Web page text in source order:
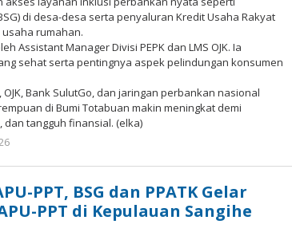
di desa-desa serta penyaluran Kredit Usaha Rakyat
usaha rumahan.
Assistant Manager Divisi PEPK dan LMS OJK. Ia
sehat serta pentingnya aspek pelindungan konsumen
Bank SulutGo, dan jaringan perbankan nasional
di Bumi Totabuan makin meningkat demi
tangguh finansial. (elka)
PPT, BSG dan PPATK Gelar
PPT di Kepulauan Sangihe